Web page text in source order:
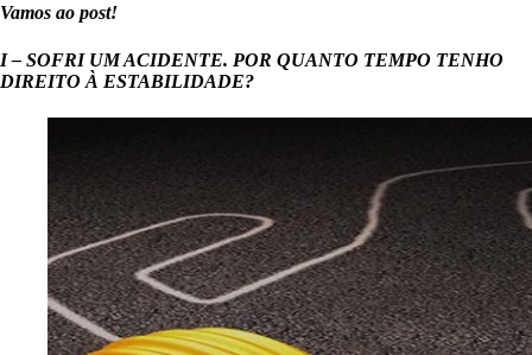
Vamos ao post!
I – SOFRI UM ACIDENTE. POR QUANTO TEMPO TENHO
DIREITO À ESTABILIDADE?